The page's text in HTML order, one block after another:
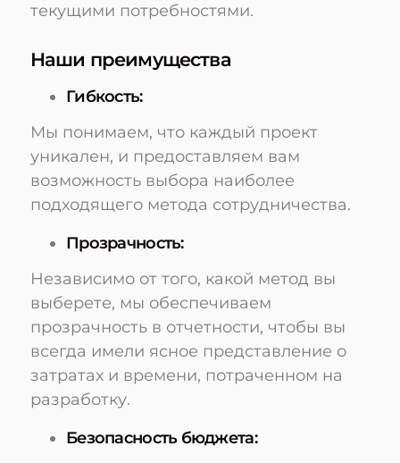
текущими потребностями.
Наши преимущества
Гибкость:
Мы понимаем, что каждый проект
уникален, и предоставляем вам
возможность выбора наиболее
подходящего метода сотрудничества.
Прозрачность:
Независимо от того, какой метод вы
выберете, мы обеспечиваем
прозрачность в отчетности, чтобы вы
всегда имели ясное представление о
затратах и времени, потраченном на
разработку.
Безопасность бюджета: